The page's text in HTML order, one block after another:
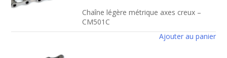
Chaîne légère métrique axes creux –
CM501C
Ajouter au panier